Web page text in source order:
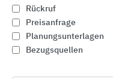
Rückruf
Preisanfrage
Planungsunterlagen
Bezugsquellen